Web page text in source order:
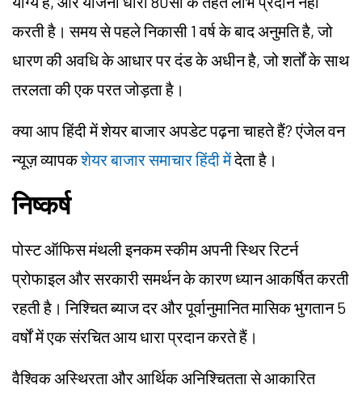
करती है। समय से पहले निकासी 1 वर्ष के बाद अनुमति है, जो
धारण की अवधि के आधार पर दंड के अधीन है, जो शर्तों के साथ
तरलता की एक परत जोड़ता है।
क्या आप हिंदी में शेयर बाजार अपडेट पढ़ना चाहते हैं? एंजेल वन
न्यूज़ व्यापकशेयर बाजार समाचार हिंदी मेंदेता है।
निष्कर्ष
पोस्ट ऑफिस मंथली इनकम स्कीम अपनी स्थिर रिटर्न
प्रोफाइल और सरकारी समर्थन के कारण ध्यान आकर्षित करती
रहती है। निश्चित ब्याज दर और पूर्वानुमानित मासिक भुगतान 5
वर्षों में एक संरचित आय धारा प्रदान करते हैं।
वैश्विक अस्थिरता और आर्थिक अनिश्चितता से आकारित